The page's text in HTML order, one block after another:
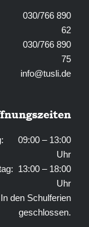
030/766 890
62
030/766 890
75
info@tusli.de
09:00 – 13:00
Uhr
13:00 – 18:00
Uhr
In den Schulferien
geschlossen.